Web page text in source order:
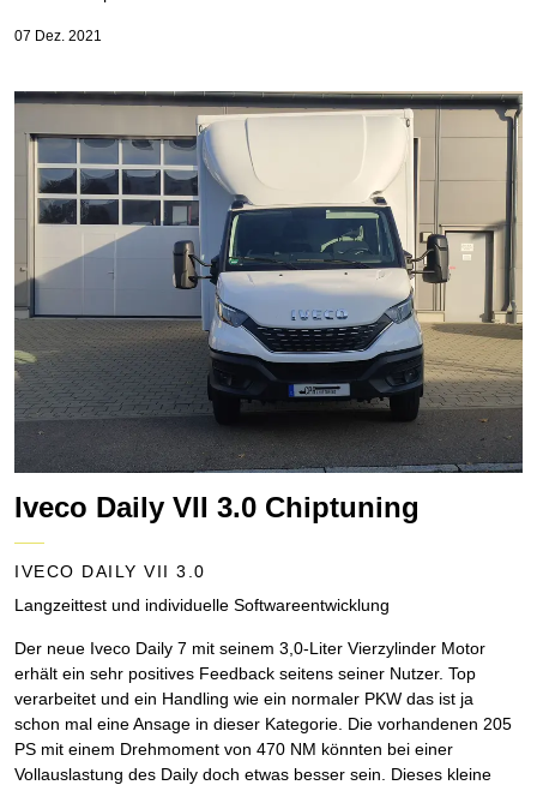
07 Dez. 2021
Iveco Daily VII 3.0 Chiptuning
IVECO DAILY VII 3.0
Langzeittest und individuelle Softwareentwicklung
Der neue Iveco Daily 7 mit seinem 3,0-Liter Vierzylinder Motor
erhält ein sehr positives Feedback seitens seiner Nutzer. Top
verarbeitet und ein Handling wie ein normaler PKW das ist ja
schon mal eine Ansage in dieser Kategorie. Die vorhandenen 205
PS mit einem Drehmoment von 470 NM könnten bei einer
Vollauslastung des Daily doch etwas besser sein. Dieses kleine